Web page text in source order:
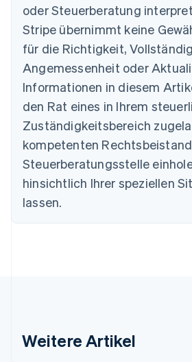
oder Steuerberatung
Stripe übernimmt keine
für die Richtigkeit,
Angemessenheit oder
Informationen in diesem
den Rat eines in Ihrem
Zuständigkeitsbereich
kompetenten
Steuerberatungsstelle
hinsichtlich Ihrer speziellen
lassen.
Weitere Artikel
Brasilien
PortuguêsEnglish
Bulgarien
English
Dänemark
English
DeutschEnglish
Estland
English
Festlandchina
简体中文English
Finnland
Frankreich
FrançaisEnglish
English
Italien